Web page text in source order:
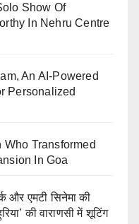
Show Of
In Nehru Centre
An AI-Powered
Personalized
Who Transformed
In Goa
और एमटी सिनेमा की
की वाराणसी में शूटिंग